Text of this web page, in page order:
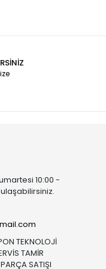
10:00 -
TEKNOLOJİ
TAMİR
SATIŞI